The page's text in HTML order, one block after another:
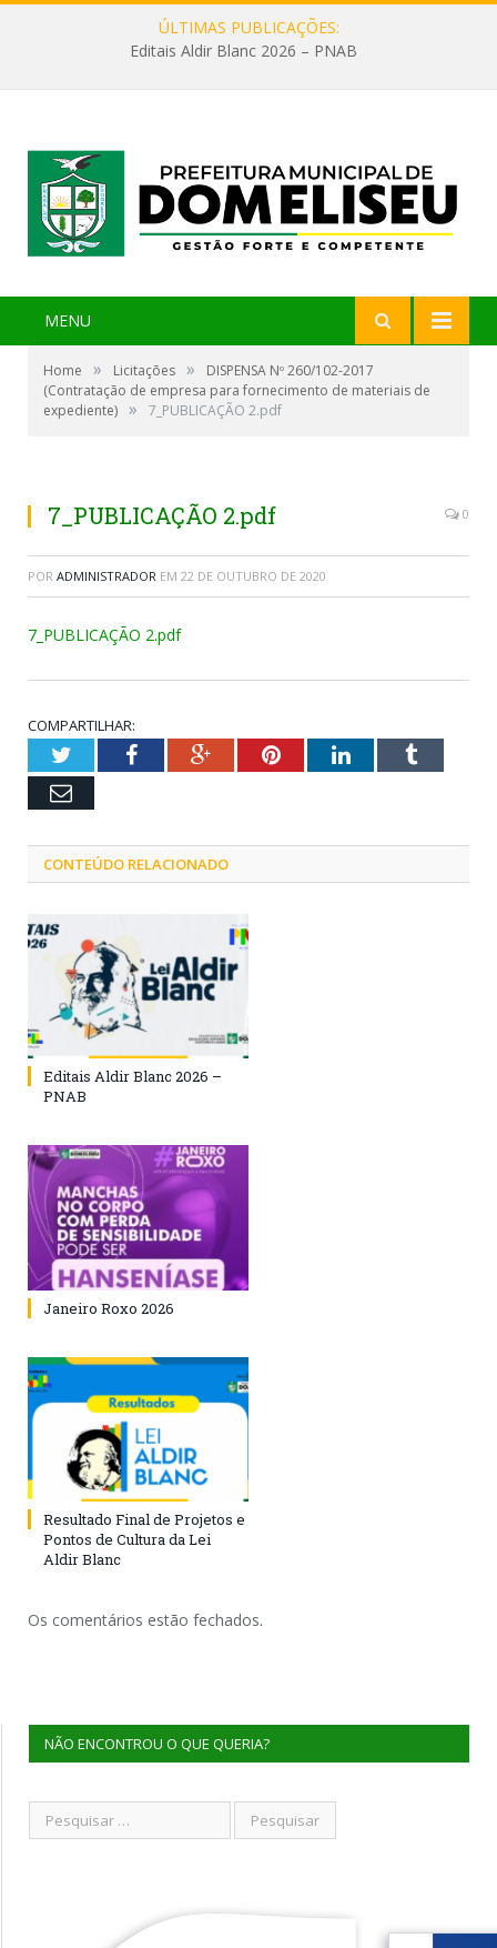
ÚLTIMAS PUBLICAÇÕES:
Editais Aldir Blanc 2026 – PNAB
MENU
Home » Licitações »
DISPENSA Nº 260/102-2017
(Contratação de empresa para fornecimento de materiais de
expediente) » 7_PUBLICAÇÃO 2.pdf
7_PUBLICAÇÃO 2.pdf 0
POR ADMINISTRADOR EM 22 DE OUTUBRO DE 2020
7_PUBLICAÇÃO 2.pdf
COMPARTILHAR:
TwitterFacebookGoogle+PinterestLinkedInTumblr
Email
CONTEÚDO RELACIONADO
Editais Aldir Blanc 2026 –
PNAB
Janeiro Roxo 2026
Resultado Final de Projetos e
Pontos de Cultura da Lei
Aldir Blanc
Os comentários estão fechados.
NÃO ENCONTROU O QUE QUERIA?